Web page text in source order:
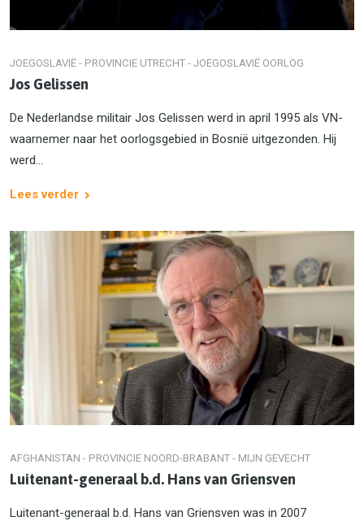
JOEGOSLAVIË - PROVINCIE UTRECHT - JOEGOSLAVIË OORLOG
Jos Gelissen
De Nederlandse militair Jos Gelissen werd in april 1995 als VN-
waarnemer naar het oorlogsgebied in Bosnië uitgezonden. Hij
werd...
Lees verder
AFGHANISTAN - PROVINCIE NOORD-BRABANT - MIJN GEVECHT
Luitenant-generaal b.d. Hans van Griensven
Luitenant-generaal b.d. Hans van Griensven was in 2007